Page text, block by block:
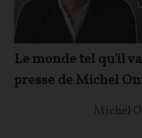
Le monde tel qu'il
presse de Michel
Michel